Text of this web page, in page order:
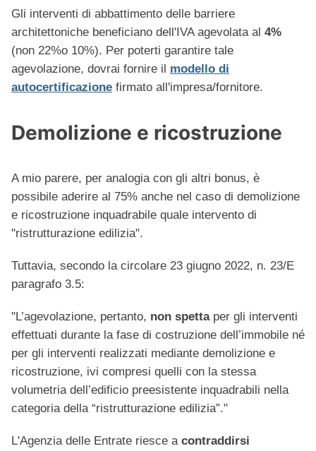
Gli interventi di abbattimento delle barriere
architettoniche beneficiano dell'IVA agevolata al 4%
(non 22%o 10%). Per poterti garantire tale
agevolazione, dovrai fornire il modello di
autocertificazione firmato all'impresa/fornitore.
Demolizione e ricostruzione
A mio parere, per analogia con gli altri bonus, è
possibile aderire al 75% anche nel caso di demolizione
e ricostruzione inquadrabile quale intervento di
"ristrutturazione edilizia".
Tuttavia, secondo la circolare 23 giugno 2022, n. 23/E
paragrafo 3.5:
"L’agevolazione, pertanto, non spettaper gli interventi
effettuati durante la fase di costruzione dell’immobile né
per gli interventi realizzati mediante demolizione e
ricostruzione, ivi compresi quelli con la stessa
volumetria dell’edificio preesistente inquadrabili nella
categoria della “ristrutturazione edilizia”."
L'Agenzia delle Entrate riesce a contraddirsi